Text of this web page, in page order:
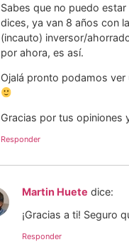
Sabes que no puedo
dices, ya van 8 años con
(incauto) inversor/
por ahora, es así.
Ojalá pronto podamos ver
Gracias por tus opiniones
Responder
Martin Huete dice:
¡Gracias a ti! Seguro
Responder